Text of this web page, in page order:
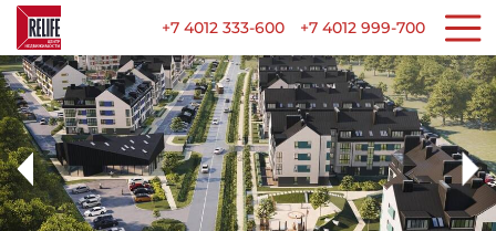
+7 4012 333-600 +7 4012 999-700